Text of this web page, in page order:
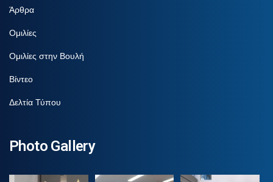
Άρθρα
Ομιλίες
Ομιλίες στην Βουλή
Βίντεο
Δελτία Τύπου
Photo Gallery